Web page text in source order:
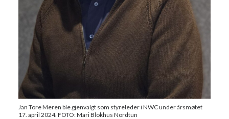
Jan Tore Meren ble gjenvalgt som styreleder i NWC under årsmøtet
17. april 2024. FOTO: Mari Blokhus Nordtun